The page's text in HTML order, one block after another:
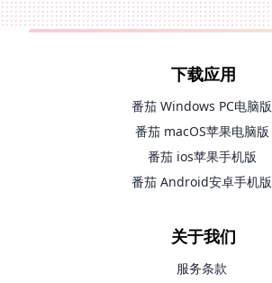
下载应用
番茄 Windows PC电脑版
番茄 macOS苹果电脑版
番茄 ios苹果手机版
番茄 Android安卓手机版
关于我们
服务条款